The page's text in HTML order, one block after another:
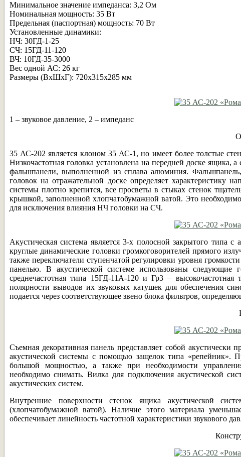
Минимальное значение импеданса: 3,2 Ом
Номинальная мощность: 35 Вт
Предельная (паспортная) мощность: 70 Вт
Установленные динамики:
НЧ: 30ГД-1-25
СЧ: 15ГД-11-120
ВЧ: 10ГД-35-3000
Вес одной АС: 26 кг
Размеры (ВхШхГ): 720х315х285 мм
1 – звуковое давление, 2 – импеданс
35 АС-202 является клоном 35 АС-1, но имеет более толстые
Низкочастотная головка установлена на передней доске ящика,
фальшпанели, выполненной из сплава алюминия.
головок на отражательной доске определяет характеристику
системы плотно крепится, все просветы в стыках стенок
крышкой, заполненной хлопчатобумажной ватой. Это
для исключения влияния НЧ головки на СЧ.
Акустическая система является 3-х полосной закрытого типа
круглые динамические головки громкоговорителей прямого
также переключатели ступенчатой регулировки уровня
панелью. В акустической системе использованы следующие
среднечастотная типа 15ГД-11А-120 и Гр3 –
полярности выводов их звуковых катушек для обеспечения
подается через соответствующее звено блока фильтров,
Съемная декоративная панель представляет собой
акустической системы с помощью защелок типа «репейник».
большой мощностью, а также при необходимости
необходимо снимать. Вилка для подключения акустической
акустических систем.
Внутренние поверхности стенок ящика акустической
(хлопчатобумажной ватой). Наличие этого материала
обеспечивает линейность частотной характеристики звукового